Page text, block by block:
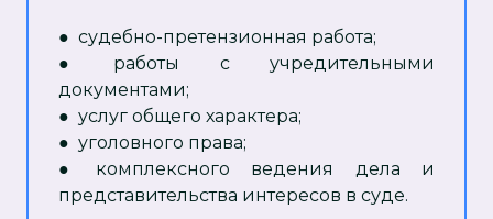
● судебно-претензионная работа;
● работы с учредительными
документами;
● услуг общего характера;
● уголовного права;
● комплексного ведения дела и
представительства интересов в суде.